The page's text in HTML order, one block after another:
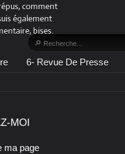
comment
également
bises.
6- Revue De Presse
MOI
ma page